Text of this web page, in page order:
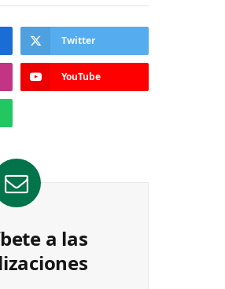
Twitter
YouTube
a las